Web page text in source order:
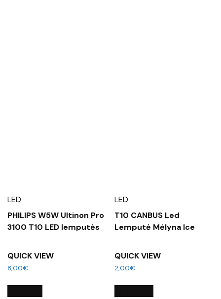
LED
PHILIPS W5W Ultinon Pro
3100 T10 LED lemputės
QUICK VIEW
8,00€
LED
T10 CANBUS Led
Lemputė Mėlyna Ice
QUICK VIEW
2,00€